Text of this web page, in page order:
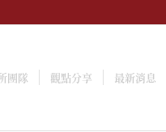
團隊 觀點分享 最新消息